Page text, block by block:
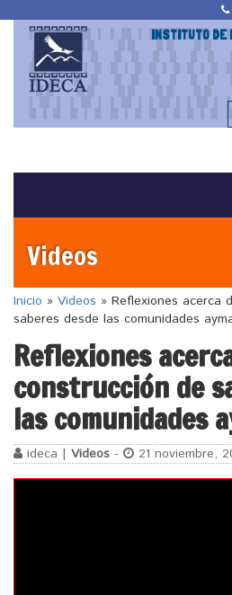
INSTITUTO
Videos
Inicio » Videos » Reflexiones acerca
saberes desde las comunidades
Reflexiones
construcción de
las comunidades
ideca | Videos - 21 noviembre,